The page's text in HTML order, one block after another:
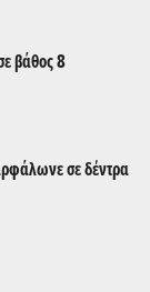
βάθος 8
σε δέντρα